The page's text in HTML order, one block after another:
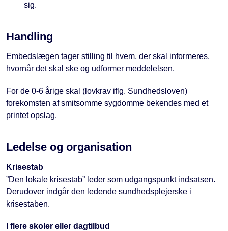
sig.
Handling
Embedslægen tager stilling til hvem, der skal informeres,
hvornår det skal ske og udformer meddelelsen.
For de 0-6 årige skal (lovkrav iflg. Sundhedsloven)
forekomsten af smitsomme sygdomme bekendes med et
printet opslag.
Ledelse og organisation
Krisestab
”Den lokale krisestab” leder som udgangspunkt indsatsen.
Derudover indgår den ledende sundhedsplejerske i
krisestaben.
I flere skoler eller dagtilbud